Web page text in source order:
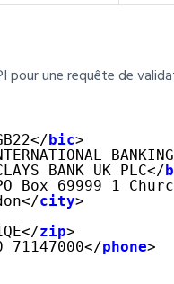
pour une requête de
bic>
BANK UK PLC</
Box 69999 1
city>
zip>
71147000</phone>